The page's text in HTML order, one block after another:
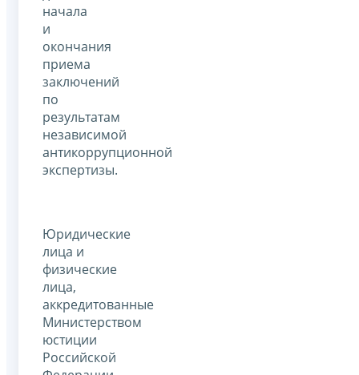
начала
и
окончания
приема
заключений
по
результатам
независимой
антикоррупционной
экспертизы.
Юридические
лица и
физические
лица,
аккредитованные
Министерством
юстиции
Российской